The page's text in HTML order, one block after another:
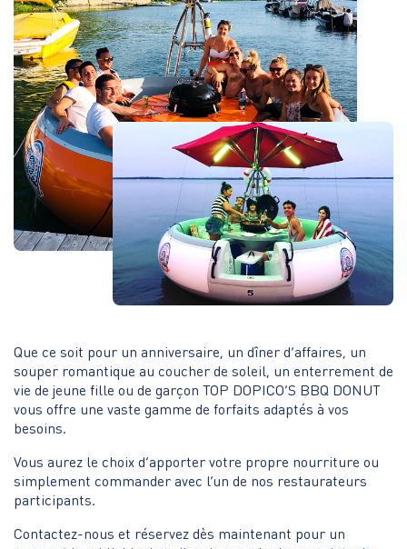
Que ce soit pour un anniversaire, un dîner d’affaires, un
souper romantique au coucher de soleil, un enterrement de
vie de jeune fille ou de garçon TOP DOPICO’S BBQ DONUT
vous offre une vaste gamme de forfaits adaptés à vos
besoins.
Vous aurez le choix d’apporter votre propre nourriture ou
simplement commander avec l’un de nos restaurateurs
participants.
Contactez-nous et réservez dès maintenant pour un